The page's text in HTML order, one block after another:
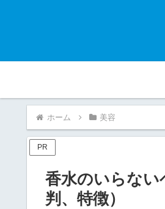
ホーム 美容
PR
香水のいらな
判、特徴）